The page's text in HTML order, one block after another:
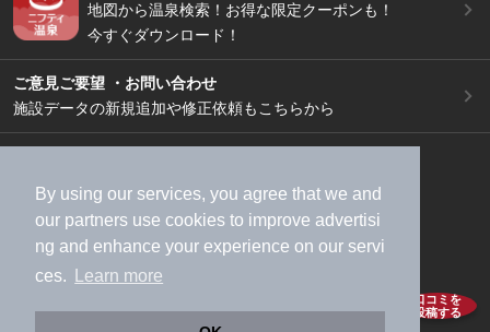
By using our services, you agree that we and
our partners use cookies to improve advertisi
ng and enhance your experience on our servi
ces.
Learn more
口コミを
投稿する
地図から温泉検索！お得な限定クーポンも！
今すぐダウンロード！
ご意見ご要望 ・お問い合わせ
施設データの新規追加や修正依頼もこちらから
加盟店募集（資料請求）
広告出稿のご案内
利用規約
ライフスタイルMEMBERS+規約
特定商取引法に基づく表記
ヘルプ
採用情報
運営会社